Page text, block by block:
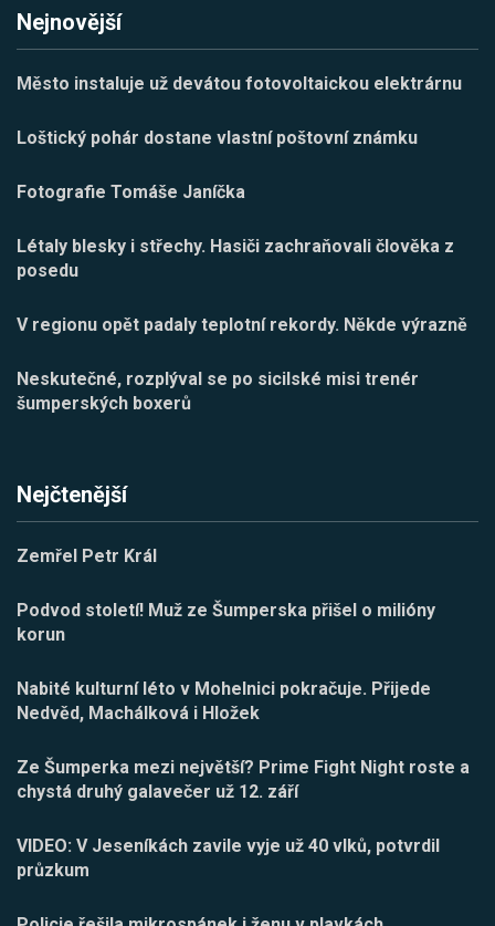
Nejnovější
Město instaluje už devátou fotovoltaickou elektrárnu
Loštický pohár dostane vlastní poštovní známku
Fotografie Tomáše Janíčka
Létaly blesky i střechy. Hasiči zachraňovali člověka z
posedu
V regionu opět padaly teplotní rekordy. Někde výrazně
Neskutečné, rozplýval se po sicilské misi trenér
šumperských boxerů
Nejčtenější
Zemřel Petr Král
Podvod století! Muž ze Šumperska přišel o milióny
korun
Nabité kulturní léto v Mohelnici pokračuje. Přijede
Nedvěd, Machálková i Hložek
Ze Šumperka mezi největší? Prime Fight Night roste a
chystá druhý galavečer už 12. září
VIDEO: V Jeseníkách zavile vyje už 40 vlků, potvrdil
průzkum